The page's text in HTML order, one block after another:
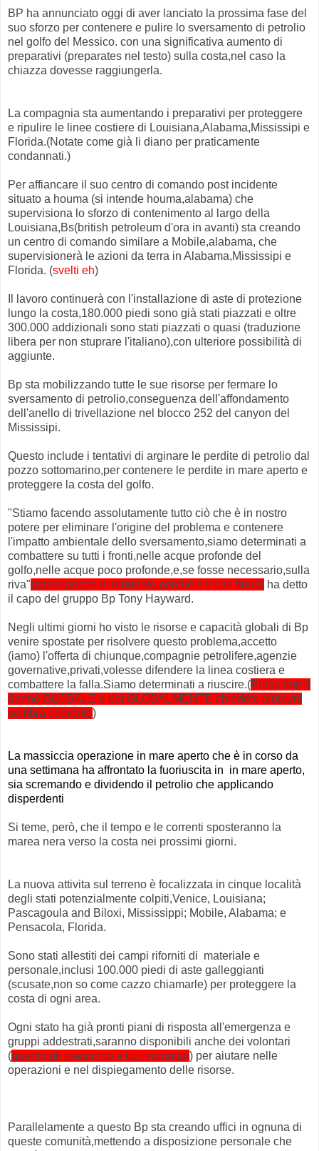
BP ha annunciato oggi di aver lanciato la prossima fase del
suo sforzo per contenere e pulire lo sversamento di petrolio
nel golfo del Messico. con una significativa aumento di
preparativi (preparates nel testo) sulla costa,nel caso la
chiazza dovesse raggiungerla.
La compagnia sta aumentando i preparativi per proteggere
e ripulire le linee costiere di Louisiana,Alabama,Mississipi e
Florida.(Notate come già li diano per praticamente
condannati.)
Per affiancare il suo centro di comando post incidente
situato a houma (si intende houma,alabama) che
supervisiona lo sforzo di contenimento al largo della
Louisiana,Bs(british petroleum d'ora in avanti) sta creando
un centro di comando similare a Mobile,alabama, che
supervisionerà le azioni da terra in Alabama,Mississipi e
Florida. (svelti eh)
Il lavoro continuerà con l'installazione di aste di protezione
lungo la costa,180.000 piedi sono già stati piazzati e oltre
300.000 addizionali sono stati piazzati o quasi (traduzione
libera per non stuprare l'italiano),con ulteriore possibilità di
aggiunte.
Bp sta mobilizzando tutte le sue risorse per fermare lo
sversamento di petrolio,conseguenza dell'affondamento
dell'anello di trivellazione nel blocco 252 del canyon del
Mississipi.
Questo include i tentativi di arginare le perdite di petrolio dal
pozzo sottomarino,per contenere le perdite in mare aperto e
proteggere la costa del golfo.
"Stiamo facendo assolutamente tutto ciò che è in nostro
potere per eliminare l'origine del problema e contenere
l'impatto ambientale dello sversamento,siamo determinati a
combattere su tutti i fronti,nelle acque profonde del
golfo,nelle acque poco profonde,e,se fosse necessario,sulla
riva"(spero,anche in tribunale,perchè è li che finirà) ha detto
il capo del gruppo Bp Tony Hayward.
Negli ultimi giorni ho visto le risorse e capacità globali di Bp
venire spostate per risolvere questo problema,accetto
(iamo) l'offerta di chiunque,compagnie petrolifere,agenzie
governative,privati,volesse difendere la linea costiera e
combattere la falla.Siamo determinati a riuscire.(Prima fate il
danno GLOBALE e poi GLOBALMENTE chiedete aiuto,mi
sembra coerente)
La massiccia operazione in mare aperto che è in corso da
una settimana ha affrontato la fuoriuscita in in mare aperto,
sia scremando e dividendo il petrolio che applicando
disperdenti
Si teme, però, che il tempo e le correnti sposteranno la
marea nera verso la costa nei prossimi giorni.
La nuova attivita sul terreno è focalizzata in cinque località
degli stati potenzialmente colpiti,Venice, Louisiana;
Pascagoula and Biloxi, Mississippi; Mobile, Alabama; e
Pensacola, Florida.
Sono stati allestiti dei campi riforniti di materiale e
personale,inclusi 100.000 piedi di aste galleggianti
(scusate,non so come cazzo chiamarle) per proteggere la
costa di ogni area.
Ogni stato ha già pronti piani di risposta all'emergenza e
gruppi addestrati,saranno disponibili anche dei volontari
(quanto gli piacciono a lui,i volontari) per aiutare nelle
operazioni e nel dispiegamento delle risorse.
Parallelamente a questo Bp sta creando uffici in ognuna di
queste comunità,mettendo a disposizione personale che